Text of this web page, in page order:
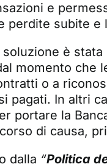
e
perdite subite e
è
momento che
o a
pagati. In altri
portare la
di causa,
dalla “Politica